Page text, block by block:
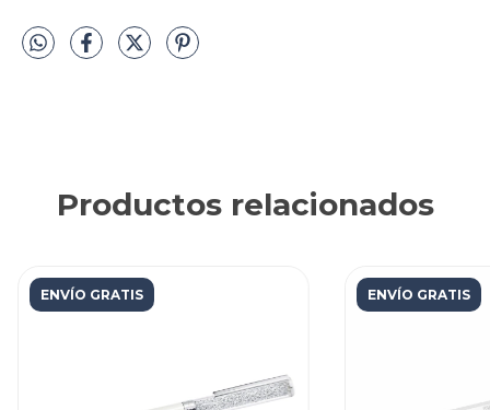
Productos relacionados
ENVÍO GRATIS ENVÍO GRATIS